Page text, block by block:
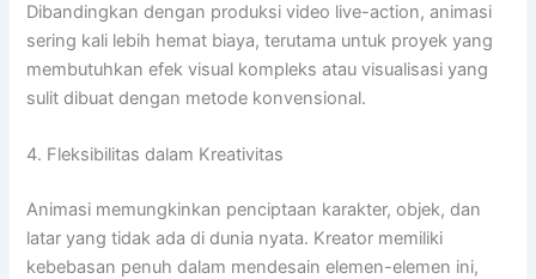
Dibandingkan dengan produksi video live-action, animasi
sering kali lebih hemat biaya, terutama untuk proyek yang
membutuhkan efek visual kompleks atau visualisasi yang
sulit dibuat dengan metode konvensional.
4. Fleksibilitas dalam Kreativitas
Animasi memungkinkan penciptaan karakter, objek, dan
latar yang tidak ada di dunia nyata. Kreator memiliki
kebebasan penuh dalam mendesain elemen-elemen ini,